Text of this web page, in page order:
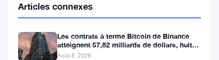
récent
d’investissement,
comme
Articles connexes
Les contrats à terme Bitcoin de Binance
atteignent 57,82 milliards de dollars, huit
fois le volume du marché
Août 8, 2026